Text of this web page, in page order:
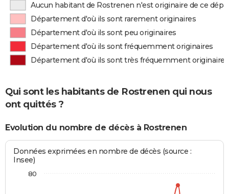
Aucun habitant de Rostrenen n'est originaire de ce
Département d'où ils sont rarement originaires
Département d'où ils sont peu originaires
Département d'où ils sont fréquemment originaires
Département d'où ils sont très fréquemment originaires
Qui sont les habitants de Rostrenen qui nous
ont quittés ?
Evolution du nombre de décès à Rostrenen
Données exprimées en nombre de décès (source :
Insee)
80